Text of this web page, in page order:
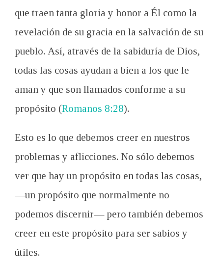
que traen tanta gloria y honor a Él como la
revelación de su gracia en la salvación de su
pueblo. Así, através de la sabiduría de Dios,
todas las cosas ayudan a bien a los que le
aman y que son llamados conforme a su
propósito (Romanos 8:28).
Esto es lo que debemos creer en nuestros
problemas y aflicciones. No sólo debemos
ver que hay un propósito en todas las cosas,
—un propósito que normalmente no
podemos discernir— pero también debemos
creer en este propósito para ser sabios y
útiles.